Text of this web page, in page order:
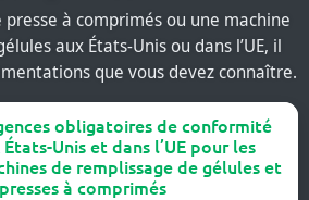
à comprimés ou une machine
aux États-Unis ou dans l’UE, il
que vous devez connaître.
obligatoires de conformité
États-Unis et dans l’UE pour les
de remplissage de gélules et
à comprimés